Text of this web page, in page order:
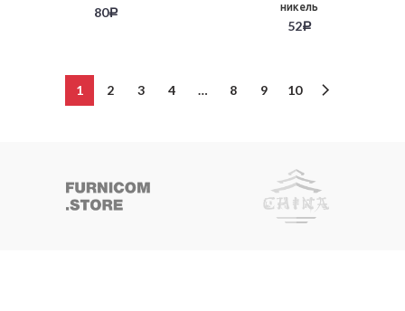
80Р
никель
52Р
1 2 3 4 … 8 9 10